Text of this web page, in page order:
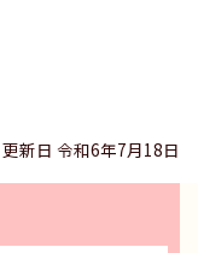
更新日 令和6年7月18日